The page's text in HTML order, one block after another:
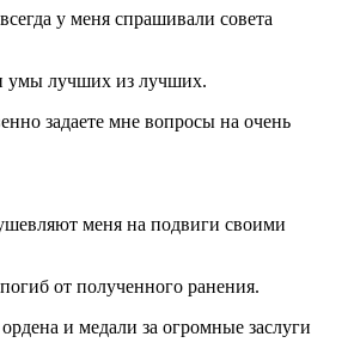
у меня спрашивали совета
и умы лучших из лучших.
задаете мне вопросы на очень
меня на подвиги своими
от полученного ранения.
и медали за огромные заслуги